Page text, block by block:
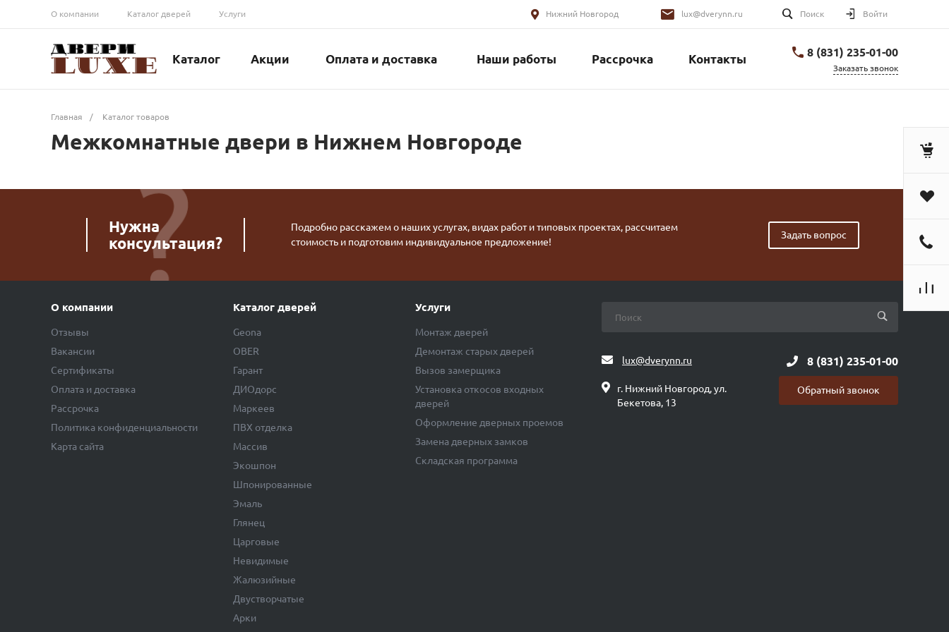
О компании Каталог дверей Услуги Нижний Новгород lux@dverynn.ru Поиск Войти
Каталог Акции Оплата и доставка Наши работы Рассрочка Контакты
8 (831) 235-01-00
Заказать звонок
Главная / Каталог товаров
Межкомнатные двери в Нижнем Новгороде
Нужна
консультация?
Подробно расскажем о наших услугах, видах работ и типовых проектах, рассчитаем
стоимость и подготовим индивидуальное предложение!
Задать вопрос
О компании
Отзывы
Вакансии
Сертификаты
Оплата и доставка
Рассрочка
Политика конфиденциальности
Карта сайта
Каталог дверей
Geona
OBER
Гарант
ДИОдорс
Маркеев
ПВХ отделка
Массив
Экошпон
Шпонированные
Эмаль
Глянец
Царговые
Невидимые
Жалюзийные
Двустворчатые
Арки
Услуги
Монтаж дверей
Демонтаж старых дверей
Вызов замерщика
Установка откосов входных
дверей
Оформление дверных проемов
Замена дверных замков
Складская программа
lux@dverynn.ru
г. Нижний Новгород, ул.
Бекетова, 13
8 (831) 235-01-00
Обратный звонок